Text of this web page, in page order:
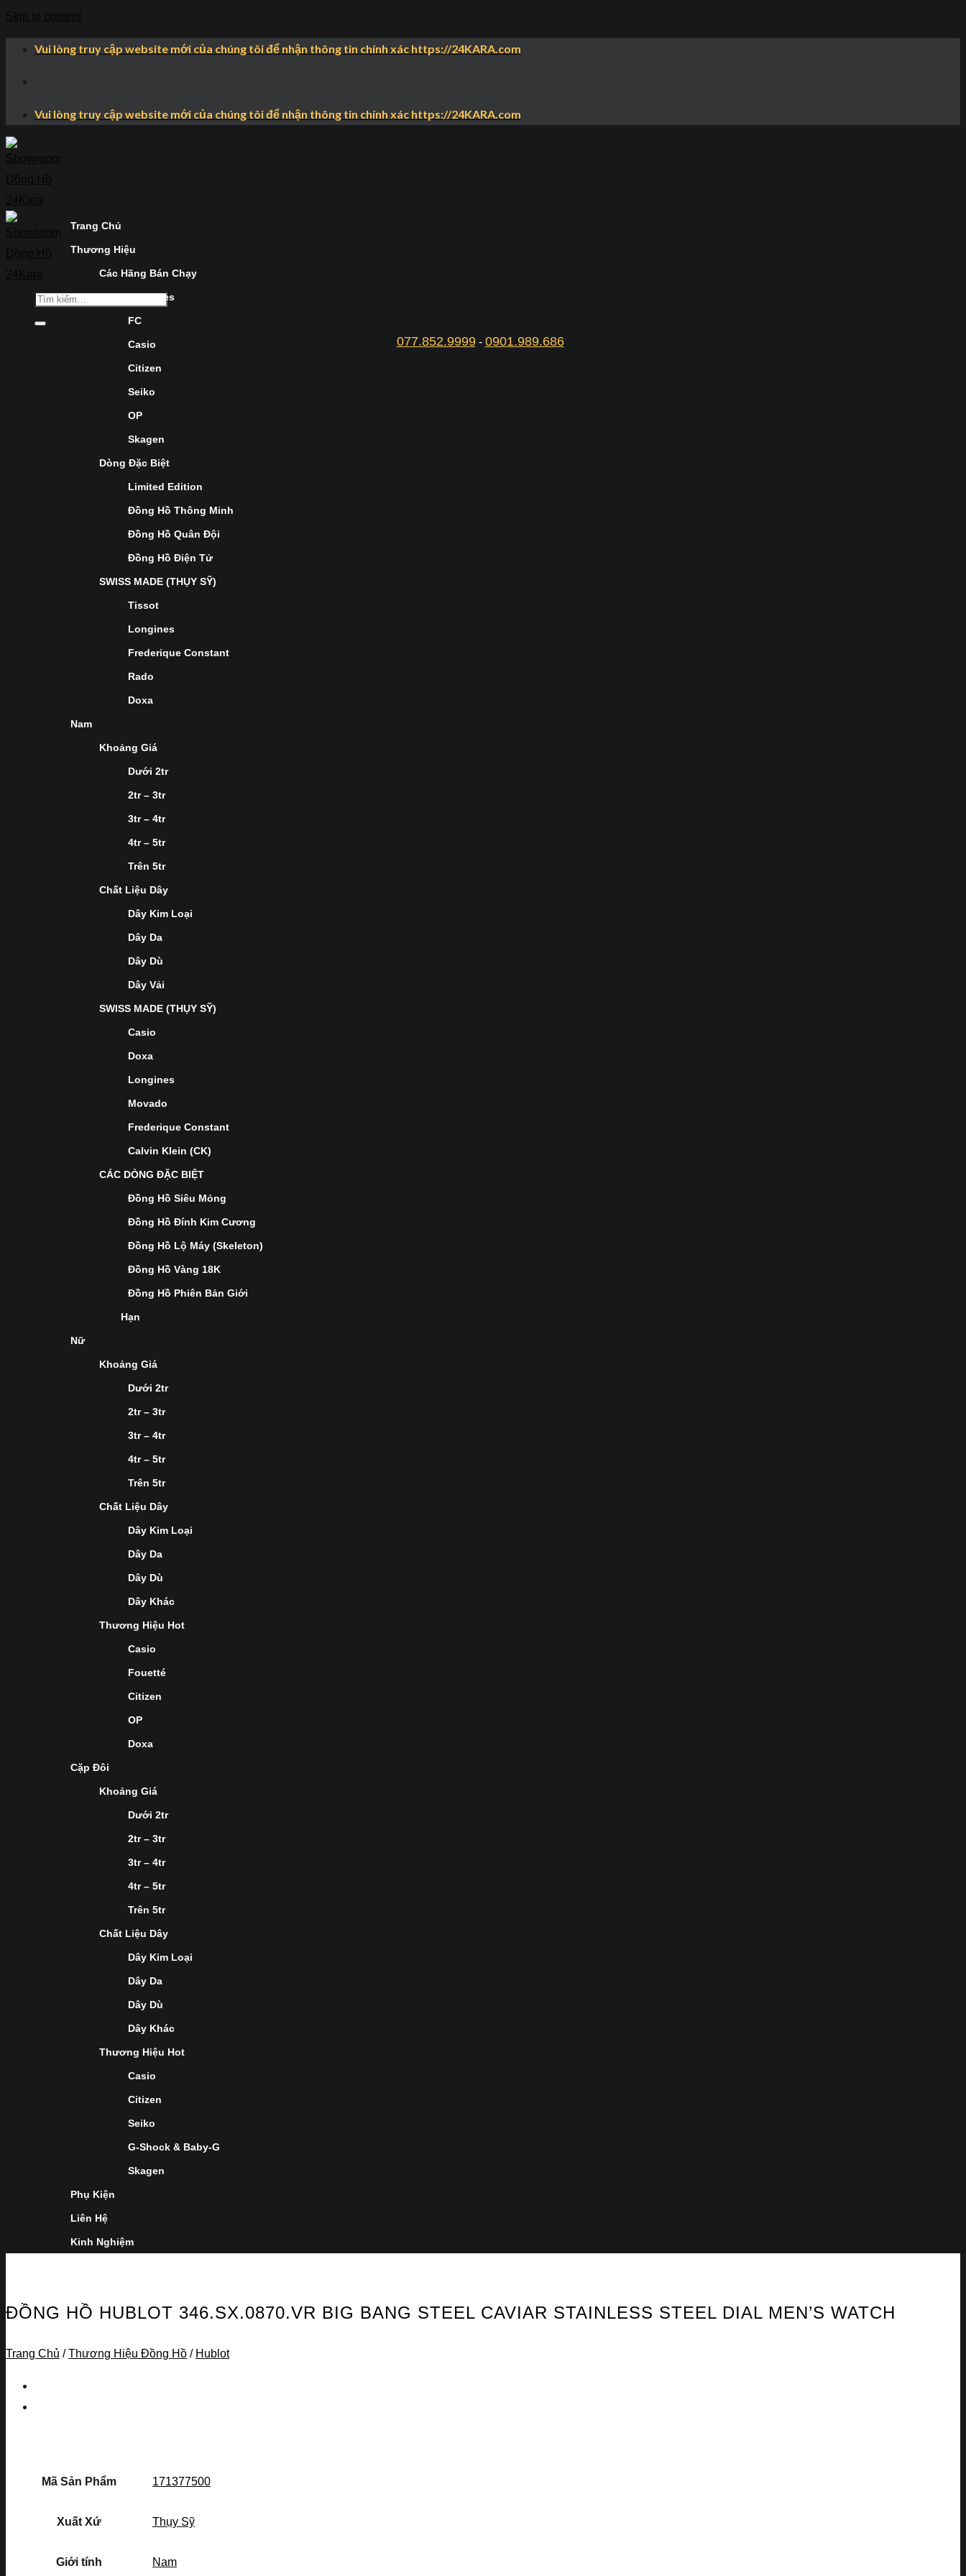
Vui lòng truy cập website mới của chúng tôi để nhận thông tin chính xác https://24KARA.com
Vui lòng truy cập website mới của chúng tôi để nhận thông tin chính xác https://24KARA.com
077.852.9999- 0901.989.686
Trang Chủ
Thương Hiệu
Các Hãng Bán Chạy
Longines
FC
Casio
Citizen
Seiko
OP
Skagen
Dòng Đặc Biệt
Limited Edition
Đồng Hồ Thông Minh
Đồng Hồ Quân Đội
Đồng Hồ Điện Tử
SWISS MADE (THỤY SỸ)
Tissot
Longines
Frederique Constant
Rado
Doxa
Nam
Khoảng Giá
Dưới 2tr
2tr – 3tr
3tr – 4tr
4tr – 5tr
Trên 5tr
Chất Liệu Dây
Dây Kim Loại
Dây Da
Dây Dù
Dây Vải
SWISS MADE (THỤY SỸ)
Casio
Doxa
Longines
Movado
Frederique Constant
Calvin Klein (CK)
CÁC DÒNG ĐẶC BIỆT
Đồng Hồ Siêu Mỏng
Đồng Hồ Đính Kim Cương
Đồng Hồ Lộ Máy (Skeleton)
Đồng Hồ Vàng 18K
Đồng Hồ Phiên Bản Giới
Hạn
Nữ
Khoảng Giá
Dưới 2tr
2tr – 3tr
3tr – 4tr
4tr – 5tr
Trên 5tr
Chất Liệu Dây
Dây Kim Loại
Dây Da
Dây Dù
Dây Khác
Thương Hiệu Hot
Casio
Fouetté
Citizen
OP
Doxa
Cặp Đôi
Khoảng Giá
Dưới 2tr
2tr – 3tr
3tr – 4tr
4tr – 5tr
Trên 5tr
Chất Liệu Dây
Dây Kim Loại
Dây Da
Dây Dù
Dây Khác
Thương Hiệu Hot
Casio
Citizen
Seiko
G-Shock & Baby-G
Skagen
Phụ Kiện
Liên Hệ
Kinh Nghiệm
ĐỒNG HỒ HUBLOT 346.SX.0870.VR BIG BANG STEEL CAVIAR STAINLESS STEEL DIAL MEN’S WATCH
Trang Chủ / Thương Hiệu Đồng Hồ / Hublot
Mã Sản Phẩm 171377500
Xuất Xứ Thụy Sỹ
Giới tính Nam